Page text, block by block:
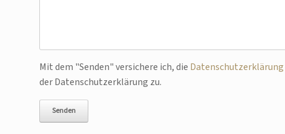
Bitte lasse dieses Feld leer.
Mit dem "Senden" versichere ich, die Datenschutzerklärung
der Datenschutzerklärung zu.